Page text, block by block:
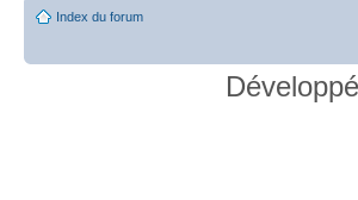
Index du forum